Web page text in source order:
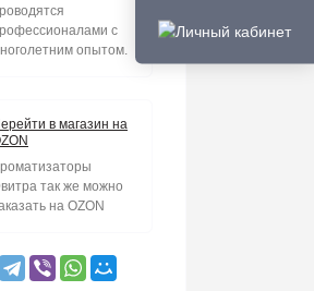
с
опытом.
в магазин на
так же можно
на OZON